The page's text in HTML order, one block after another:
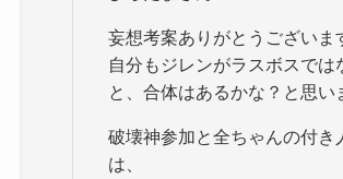
妄想考案ありがとうございま
自分もジレンがラスボスでは
と、合体はあるかな？と思い
破壊神参加と全ちゃんの付き
は、